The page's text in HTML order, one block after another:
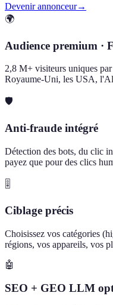
Devenir annonceur→
🌍
Audience premium ·
2,8 M+ visiteurs uniques
Royaume-Uni, les USA,
🛡️
Anti-fraude intégré
Détection des bots, du clic
payez que pour des clics
🎚️
Ciblage précis
Choisissez vos catégories
régions, vos appareils, vos
🤖
SEO + GEO LLM